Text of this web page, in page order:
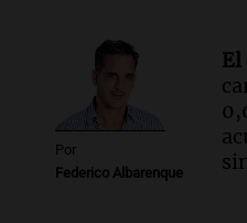
Por
Federico Albarenque
El